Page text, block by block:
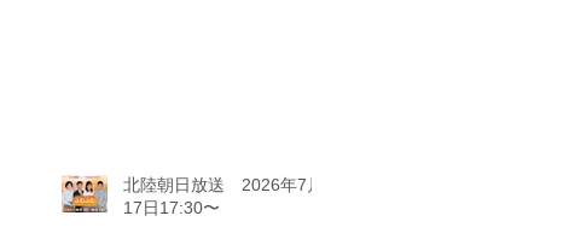
北陸朝日放送 2026年7月
17日17:30〜